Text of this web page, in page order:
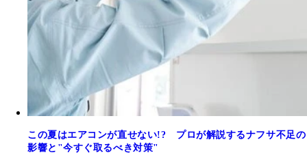
この夏はエアコンが直せない!? プロが解説するナフサ不足の
影響と"今すぐ取るべき対策"